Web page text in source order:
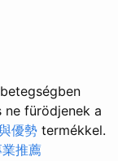
ne fürödjenek a
優勢 termékkel.
推薦